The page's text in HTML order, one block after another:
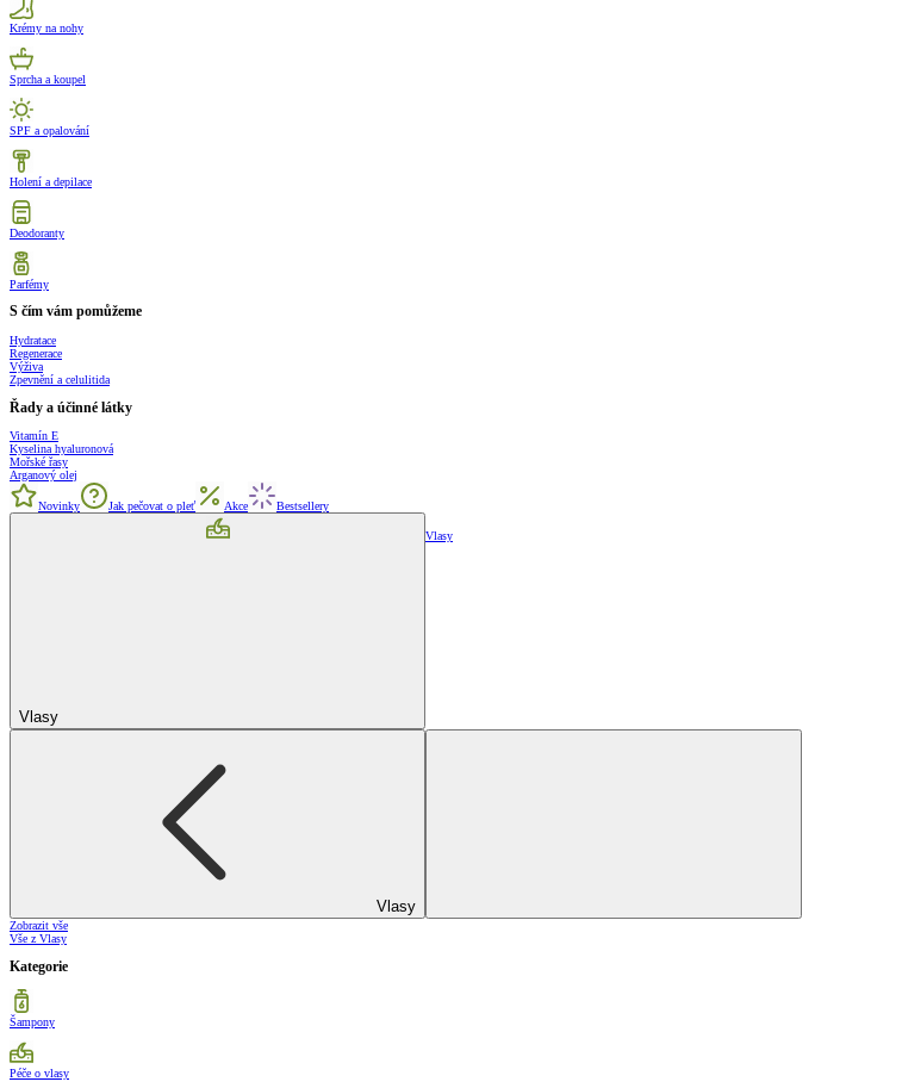
Krémy na nohy
Sprcha a koupel
SPF a opalování
Holení a depilace
Deodoranty
Parfémy
S čím vám pomůžeme
Hydratace
Regenerace
Výživa
Zpevnění a celulitida
Řady a účinné látky
Vitamín E
Kyselina hyaluronová
Mořské řasy
Arganový olej
Novinky Jak pečovat o pleť Akce Bestsellery
Vlasy
Vlasy
Vlasy
Zobrazit vše
Vše z Vlasy
Kategorie
Šampony
Péče o vlasy